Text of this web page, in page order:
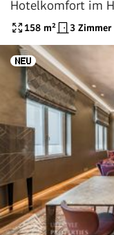
Hotelkomfort im
und158 m² 3 Zimmer